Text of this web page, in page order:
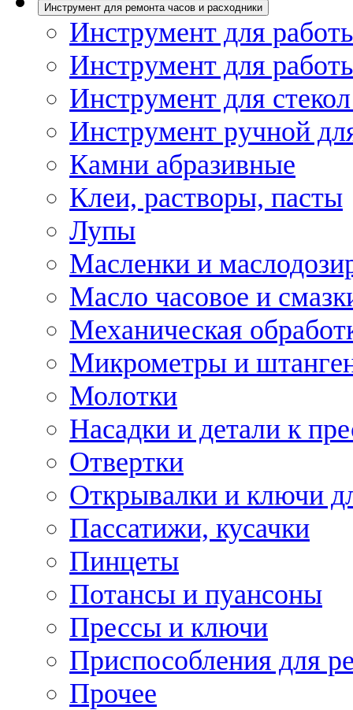
Инструмент для ремонта часов и расходники
Инструмент для
Инструмент для
Инструмент для
Инструмент ручной
Камни абразивные
Клеи, растворы, пасты
Лупы
Масленки и
Масло часовое и
Механическая
Микрометры и
Молотки
Насадки и детали к
Отвертки
Открывалки и ключи
Пассатижи, кусачки
Пинцеты
Потансы и пуансоны
Прессы и ключи
Приспособления для
Прочее